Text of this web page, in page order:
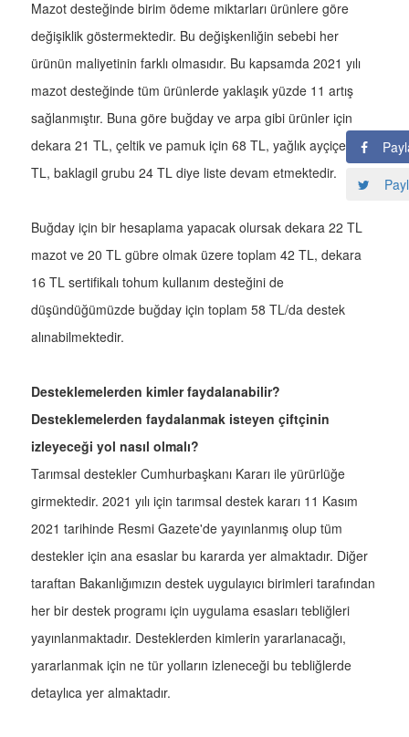
Mazot desteğinde birim ödeme miktarları ürünlere göre
değişiklik göstermektedir. Bu değişkenliğin sebebi her
ürünün maliyetinin farklı olmasıdır. Bu kapsamda 2021 yılı
mazot desteğinde tüm ürünlerde yaklaşık yüzde 11 artış
sağlanmıştır. Buna göre buğday ve arpa gibi ürünler için
dekara 21 TL, çeltik ve pamuk için 68 TL, yağlık ayçiçeği 29
TL, baklagil grubu 24 TL diye liste devam etmektedir.
Buğday için bir hesaplama yapacak olursak dekara 22 TL
mazot ve 20 TL gübre olmak üzere toplam 42 TL, dekara
16 TL sertifikalı tohum kullanım desteğini de
düşündüğümüzde buğday için toplam 58 TL/da destek
alınabilmektedir.
Desteklemelerden kimler faydalanabilir?
Desteklemelerden faydalanmak isteyen çiftçinin
izleyeceği yol nasıl olmalı?
Tarımsal destekler Cumhurbaşkanı Kararı ile yürürlüğe
girmektedir. 2021 yılı için tarımsal destek kararı 11 Kasım
2021 tarihinde Resmi Gazete'de yayınlanmış olup tüm
destekler için ana esaslar bu kararda yer almaktadır. Diğer
taraftan Bakanlığımızın destek uygulayıcı birimleri tarafından
her bir destek programı için uygulama esasları tebliğleri
yayınlanmaktadır. Desteklerden kimlerin yararlanacağı,
yararlanmak için ne tür yolların izleneceği bu tebliğlerde
detaylıca yer almaktadır.